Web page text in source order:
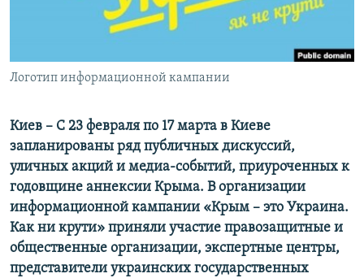
Все сайты RFE/RL
Логотип информационной кампании
Киев – С 23 февраля по 17 марта в Киеве
запланированы ряд публичных дискуссий,
уличных акций и медиа-событий, приуроченных к
годовщине аннексии Крыма. В организации
информационной кампании «Крым – это Украина.
Как ни крути» приняли участие правозащитные и
общественные организации, экспертные центры,
представители украинских государственных